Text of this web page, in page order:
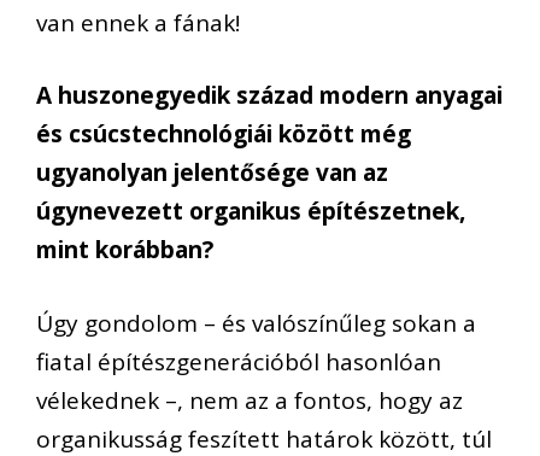
van ennek a fának!
A huszonegyedik század modern anyagai
és csúcstechnológiái között még
ugyanolyan jelentősége van az
úgynevezett organikus építészetnek,
mint korábban?
Úgy gondolom – és valószínűleg sokan a
fiatal építészgenerációból hasonlóan
vélekednek –, nem az a fontos, hogy az
organikusság feszített határok között, túl